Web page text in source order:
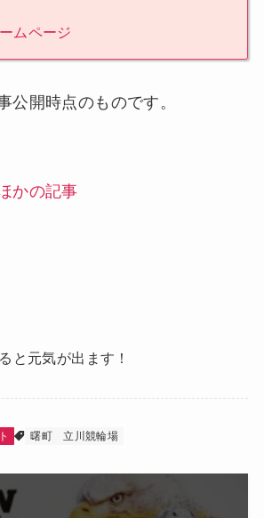
ムページ
開時点のものです。
かの記事
と元気が出ます！
曙町 立川競輪場